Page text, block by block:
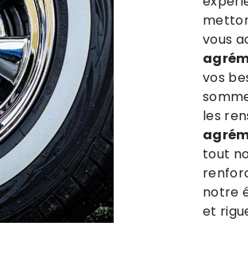
vous
vos
les
tout
notre
et